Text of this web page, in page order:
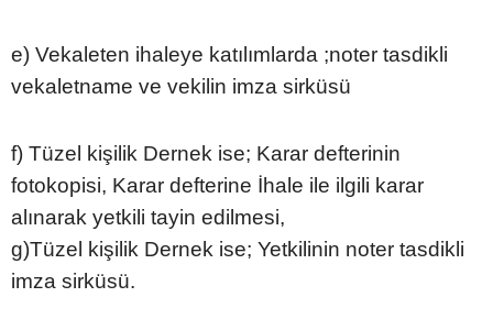
e) Vekaleten ihaleye katılımlarda ;noter tasdikli
vekaletname ve vekilin imza sirküsü
f) Tüzel kişilik Dernek ise; Karar defterinin
fotokopisi, Karar defterine İhale ile ilgili karar
alınarak yetkili tayin edilmesi,
g)Tüzel kişilik Dernek ise; Yetkilinin noter tasdikli
imza sirküsü.